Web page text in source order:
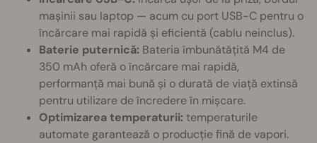
mașinii sau laptop — acum cu port USB-C pentru o
încărcare mai rapidă și eficientă (cablu neinclus).
Baterie puternică: Bateria îmbunătățită M4 de
350 mAh oferă o încărcare mai rapidă,
performanță mai bună și o durată de viață extinsă
pentru utilizare de încredere în mișcare.
Optimizarea temperaturii: temperaturile
automate garantează o producție fină de vapori.